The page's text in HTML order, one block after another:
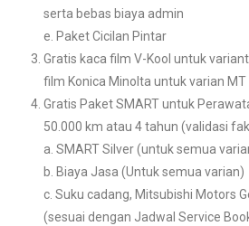
serta bebas biaya admin
e. Paket Cicilan Pintar
Gratis kaca film V-Kool untuk
film Konica Minolta untuk varian MT
Gratis Paket SMART untuk
50.000 km atau 4 tahun (validasi
a. SMART Silver (untuk semua
b. Biaya Jasa (Untuk semua varian)
c. Suku cadang, Mitsubishi Motors
(sesuai dengan Jadwal Service